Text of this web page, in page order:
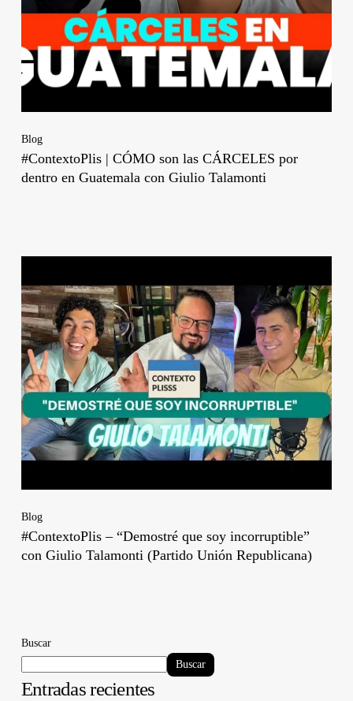
Blog
#ContextoPlis | CÓMO son las CÁRCELES por
dentro en Guatemala con Giulio Talamonti
Blog
#ContextoPlis – “Demostré que soy incorruptible”
con Giulio Talamonti (Partido Unión Republicana)
Buscar
Buscar
Entradas recientes